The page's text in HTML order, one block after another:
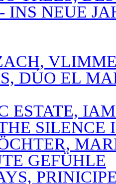
NEUE
DÚO EL
ESTATE,
SILENCE
GEFÜHLE